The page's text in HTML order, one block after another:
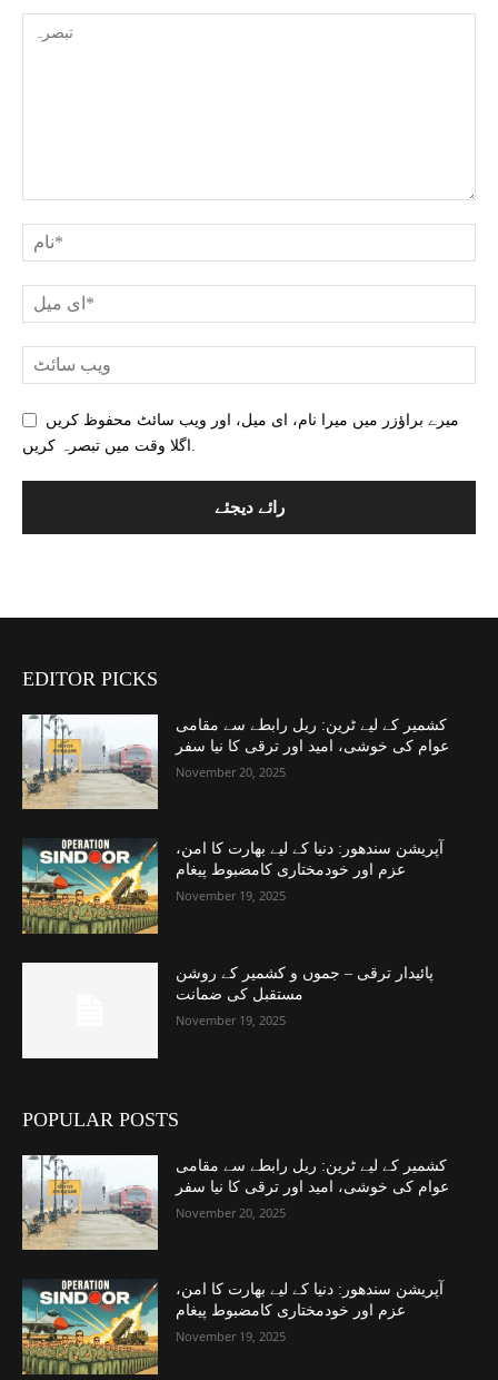
میرے براؤزر میں میرا نام، ای میل، اور ویب سائٹ محفوظ کریں
EDITOR PICKS
کشمیر کے لیے ٹرین: ریل رابطے سے مقامی
عوام کی خوشی، امید اور ترقی کا نیا سفر
November 20, 2025
آپریشن سندھور: دنیا کے لیے بھارت کا امن،
عزم اور خودمختاری کامضبوط پیغام
November 19, 2025
پائیدار ترقی – جموں و کشمیر کے روشن
مستقبل کی ضمانت
November 19, 2025
POPULAR POSTS
کشمیر کے لیے ٹرین: ریل رابطے سے مقامی
عوام کی خوشی، امید اور ترقی کا نیا سفر
November 20, 2025
آپریشن سندھور: دنیا کے لیے بھارت کا امن،
عزم اور خودمختاری کامضبوط پیغام
November 19, 2025